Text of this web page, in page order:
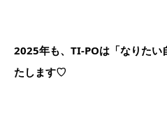
2025年も、TI-POは「なりたい
たします♡